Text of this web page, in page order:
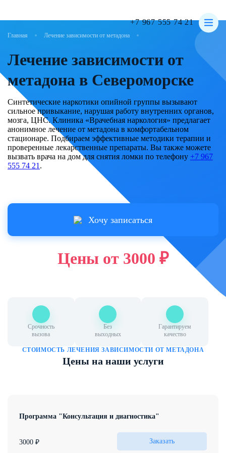
Поиск услуги
Лечение алкоголизма
Лечение наркомании
Реабилитационный центр
Вывод из запоя
Частный вытрезвитель
Североморск (адрес контактного
центра)
Круглосуточный телефон дежурного
нарколога:
+7 967 555 74 21
Главная Лечение зависимости от метадона
Лечение зависимости от
метадона в Североморске
Синтетические наркотики опийной группы вызывают
сильное привыкание, нарушая работу внутренних органов,
мозга, ЦНС. Клиника «Врачебная наркология» предлагает
анонимное лечение от метадона в комфортабельном
стационаре. Подбираем эффективные методики терапии и
проверенные лекарственные препараты. Вы также можете
вызвать врача на дом для снятия ломки по телефону +7 967
555 74 21 .
Хочу записаться
Цены от 3000 ₽
Срочность
вызова
Без
выходных
Гарантируем
качество
СТОИМОСТЬ ЛЕЧЕНИЯ ЗАВИСИМОСТИ ОТ МЕТАДОНА
Цены на наши услуги
Программа "Консультация и диагностика"
Первичная консультация для диагностики зависимости от
метадона и разработки индивидуального плана лечения.
Для людей, осознающих свою зависимость от метадона и
3000 ₽
Заказать